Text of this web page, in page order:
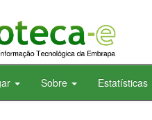
Sobre Estatísticas